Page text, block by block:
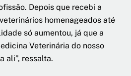
Depois que recebi a
homenageados até
só aumentou, já que a
Veterinária do nosso
ali”, ressalta.